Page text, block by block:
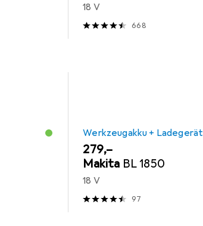
18 V
668
Werkzeugakku + Ladegerät
EUR
279,–
Makita BL 1850
18 V
97